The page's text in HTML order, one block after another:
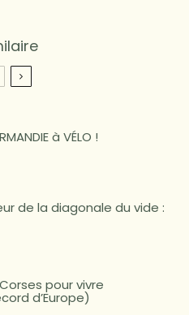
à VÉLO !
de la diagonale du vide :
Corses pour vivre
d’Europe)